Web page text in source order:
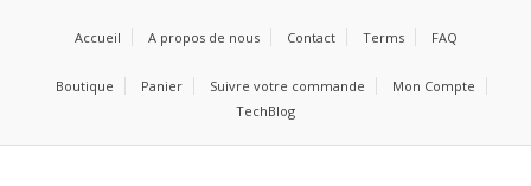
Accueil A propos de nous Contact Terms FAQ
Boutique Panier Suivre votre commande
Mon Compte
TechBlog